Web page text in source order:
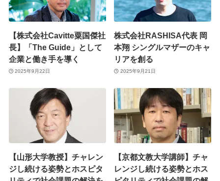
【株式会社Cavitte粟国傑社
長】「The Guide」として
企業と働き手を導く
2025年9月22日
株式会社RASHISA代表 岡
本翔 シングルマザーのキャ
リアを創る
2025年9月21日
【山形大学教授】チャレン
ジし続ける姿勢とホスピタ
【京都文教大学講師】チャ
レンジし続ける姿勢とホス